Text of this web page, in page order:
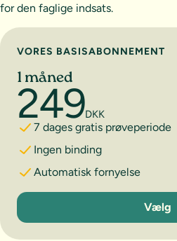
for den faglige indsats.
Vælg abonnement
VORES BASISABONNEMENT
1 måned
249DKK
7 dages gratis prøveperiode
Ingen binding
Automatisk fornyelse
1 måned
Vælg